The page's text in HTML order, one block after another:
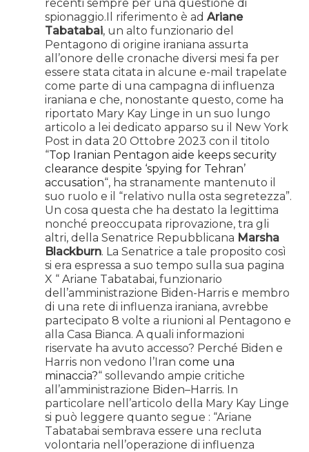
recenti sempre per una questione di
spionaggio.Il riferimento è ad Ariane
Tabatabai, un alto funzionario del
Pentagono di origine iraniana assurta
all’onore delle cronache diversi mesi fa per
essere stata citata in alcune e-mail trapelate
come parte di una campagna di influenza
iraniana e che, nonostante questo, come ha
riportato Mary Kay Linge in un suo lungo
articolo a lei dedicato apparso su il New York
Post in data 20 Ottobre 2023 con il titolo
“Top Iranian Pentagon aide keeps security
clearance despite ‘spying for Tehran’
accusation“, ha stranamente mantenuto il
suo ruolo e il “relativo nulla osta segretezza”.
Un cosa questa che ha destato la legittima
nonché preoccupata riprovazione, tra gli
altri, della Senatrice Repubblicana Marsha
Blackburn. La Senatrice a tale proposito così
si era espressa a suo tempo sulla sua pagina
X “ Ariane Tabatabai, funzionario
dell’amministrazione Biden-Harris e membro
di una rete di influenza iraniana, avrebbe
partecipato 8 volte a riunioni al Pentagono e
alla Casa Bianca. A quali informazioni
riservate ha avuto accesso? Perché Biden e
Harris non vedono l’Iran come una
minaccia?“ sollevando ampie critiche
all’amministrazione Biden–Harris. In
particolare nell’articolo della Mary Kay Linge
si può leggere quanto segue : “Ariane
Tabatabai sembrava essere una recluta
volontaria nell’operazione di influenza